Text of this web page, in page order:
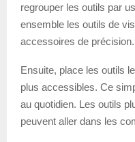
regrouper les outils par
ensemble les outils de
accessoires de précision.
Ensuite, place les outils
plus accessibles. Ce
au quotidien. Les outils
peuvent aller dans les